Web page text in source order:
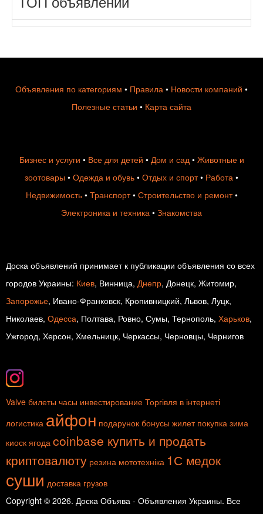
Объявления по категориям • Правила • Новости компаний •
Полезные статьи • Карта сайта
Бизнес и услуги • Все для детей • Дом и сад• Животные и
зоотовары • Одежда и обувь • Отдых и спорт• Работа •
Недвижимость• Транспорт• Строительство и ремонт•
Электроника и техника • Знакомства
Доска объявлений принимает к публикации объявления со всех
городов Украины: Киев, Винница, Днепр, Донецк, Житомир,
Запорожье, Ивано-Франковск, Кропивницкий, Львов, Луцк,
Николаев, Одесса, Полтава, Ровно, Сумы, Тернополь, Харьков,
Ужгород, Херсон, Хмельницк, Черкассы, Черновцы, Чернигов
Valve билеты часы инвестирование Торгівля в інтернеті
логистика айфон подарунок бонусы жилет покупка зима
киоск ягода coinbase купить и продать
криптовалюту резина мототехніка 1С медок
суши доставка грузов
Copyright © 2026. Доска Объява - Объявления Украины. Все